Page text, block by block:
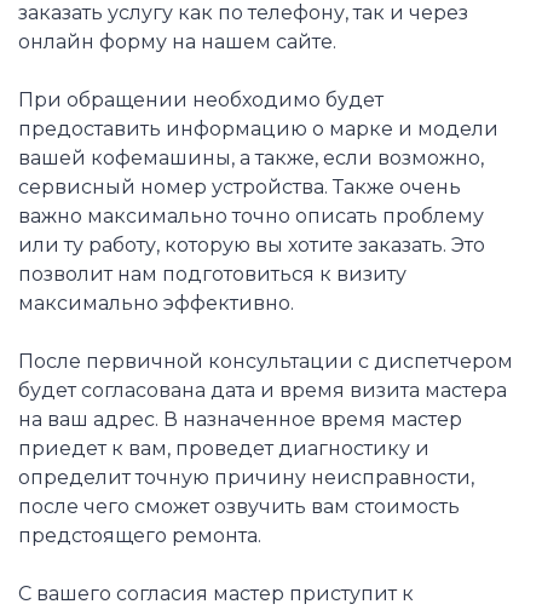
заказать услугу как по телефону, так и через
онлайн форму на нашем сайте.
При обращении необходимо будет
предоставить информацию о марке и модели
вашей кофемашины, а также, если возможно,
сервисный номер устройства. Также очень
важно максимально точно описать проблему
или ту работу, которую вы хотите заказать. Это
позволит нам подготовиться к визиту
максимально эффективно.
После первичной консультации с диспетчером
будет согласована дата и время визита мастера
на ваш адрес. В назначенное время мастер
приедет к вам, проведет диагностику и
определит точную причину неисправности,
после чего сможет озвучить вам стоимость
предстоящего ремонта.
С вашего согласия мастер приступит к